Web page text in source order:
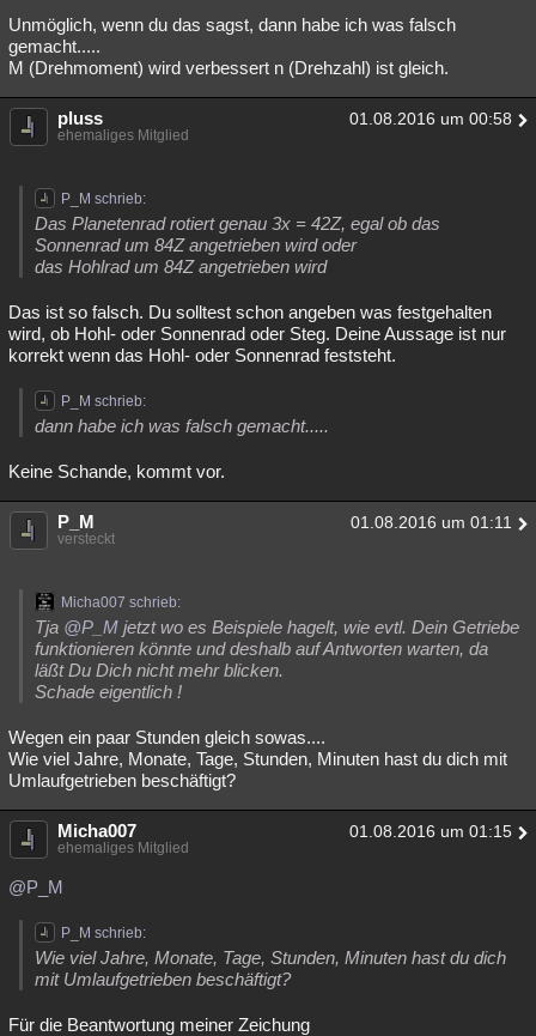
Unmöglich, wenn du das sagst, dann habe ich was falsch
gemacht.....
M (Drehmoment) wird verbessert n (Drehzahl) ist gleich.
pluss 01.08.2016 um 00:58
ehemaliges Mitglied
P_M schrieb:
Das Planetenrad rotiert genau 3x = 42Z, egal ob das
Sonnenrad um 84Z angetrieben wird oder
das Hohlrad um 84Z angetrieben wird
Das ist so falsch. Du solltest schon angeben was festgehalten
wird, ob Hohl- oder Sonnenrad oder Steg. Deine Aussage ist nur
korrekt wenn das Hohl- oder Sonnenrad feststeht.
P_M schrieb:
dann habe ich was falsch gemacht.....
Keine Schande, kommt vor.
P_M 01.08.2016 um 01:11
versteckt
Micha007 schrieb:
Tja @P_M jetzt wo es Beispiele hagelt, wie evtl. Dein Getriebe
funktionieren könnte und deshalb auf Antworten warten, da
läßt Du Dich nicht mehr blicken.
Schade eigentlich !
Wegen ein paar Stunden gleich sowas....
Wie viel Jahre, Monate, Tage, Stunden, Minuten hast du dich mit
Umlaufgetrieben beschäftigt?
Micha007 01.08.2016 um 01:15
ehemaliges Mitglied
@P_M
P_M schrieb:
Wie viel Jahre, Monate, Tage, Stunden, Minuten hast du dich
mit Umlaufgetrieben beschäftigt?
Für die Beantwortung meiner Zeichung